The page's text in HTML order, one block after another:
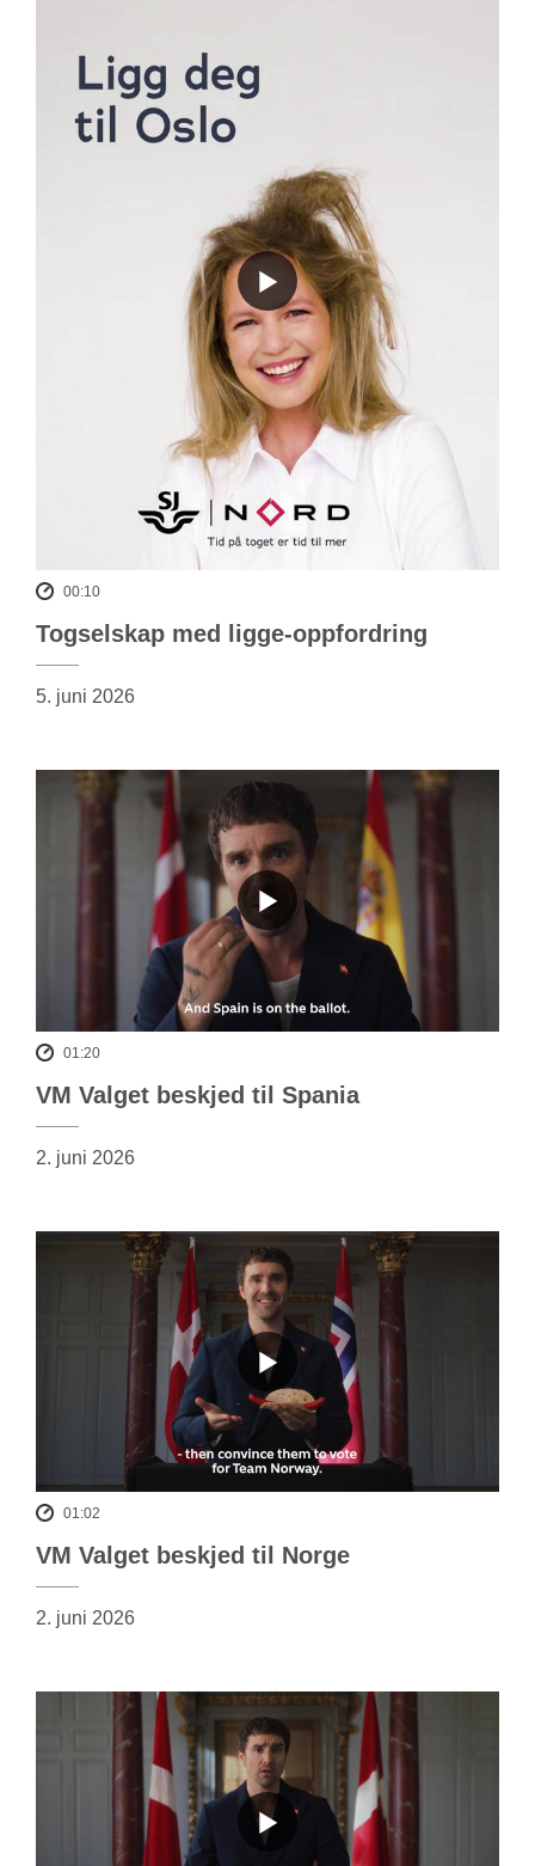
00:10
Togselskap med ligge-oppfordring
5. juni 2026
01:20
VM Valget beskjed til Spania
2. juni 2026
01:02
VM Valget beskjed til Norge
2. juni 2026